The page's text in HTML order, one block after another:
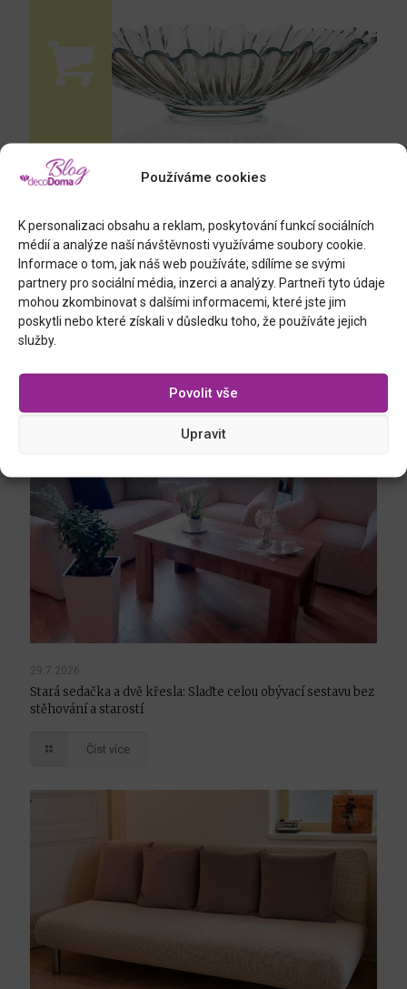
Používáme cookies
K personalizaci obsahu a reklam, poskytování funkcí sociálních
médií a analýze naší návštěvnosti využíváme soubory cookie.
Informace o tom, jak náš web používáte, sdílíme se svými
partnery pro sociální média, inzerci a analýzy. Partneři tyto údaje
mohou zkombinovat s dalšími informacemi, které jste jim
poskytli nebo které získali v důsledku toho, že používáte jejich
služby.
Povolit vše
Upravit
velká stolní mísa, sklo, průměr 38 cm
29.7.2026
Stará sedačka a dvě křesla: Slaďte celou obývací sestavu bez
stěhování a starostí
Číst více